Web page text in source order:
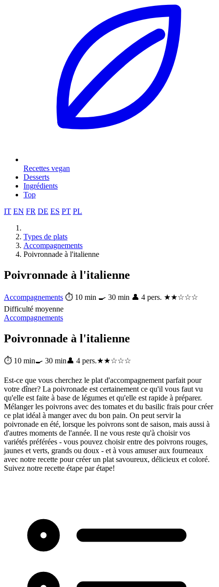
Recettes vegan
Desserts
Ingrédients
Top
IT EN FR DE ES PT PL
Types de plats
Accompagnements
Poivronnade à l'italienne
Poivronnade à l'italienne
Accompagnements ⏱ 10 min 🍳 30 min 👤 4 pers. ★★☆☆☆
Difficulté moyenne
Accompagnements
Poivronnade à l'italienne
⏱ 10 min🍳 30 min👤 4 pers.★★☆☆☆
Est-ce que vous cherchez le plat d'accompagnement parfait pour
votre dîner? La poivronade est certainement ce qu'il vous faut vu
qu'elle est faite à base de légumes et qu'elle est rapide à préparer.
Mélanger les poivrons avec des tomates et du basilic frais pour créer
ce plat idéal à manger avec du bon pain. On peut servir la
poivronade en été, lorsque les poivrons sont de saison, mais aussi à
d'autres moments de l'année. Il ne vous reste qu'à choisir vos
variétés préférées - vous pouvez choisir entre des poivrons rouges,
jaunes et verts, grands ou doux - et à vous amuser aux fourneaux
avec notre recette pour créer un plat savoureux, délicieux et coloré.
Suivez notre recette étape par étape!